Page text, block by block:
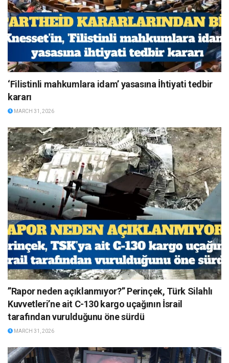
‘Filistinli mahkumlara idam’ yasasına İhtiyati tedbir
kararı
MARCH 31, 2026
”Rapor neden açıklanmıyor?” Perinçek, Türk Silahlı
Kuvvetleri’ne ait C-130 kargo uçağının İsrail
tarafından vurulduğunu öne sürdü
MARCH 31, 2026